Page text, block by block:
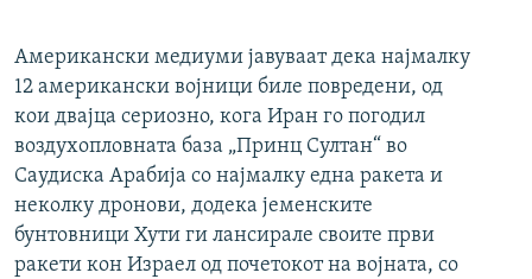
Американски медиуми јавуваат дека најмалку
12 американски војници биле повредени, од
кои двајца сериозно, кога Иран го погодил
воздухопловната база „Принц Султан“ во
Саудиска Арабија со најмалку една ракета и
неколку дронови, додека јеменските
бунтовници Хути ги лансирале своите први
ракети кон Израел од почетокот на војната, со